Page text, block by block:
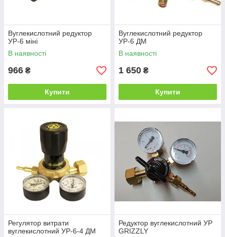
Вуглекислотний редуктор
УР-6 міні
В наявності
966 ₴
Купити
Вуглекислотний редуктор
УР-6 ДМ
В наявності
1 650 ₴
Купити
Регулятор витрати
вуглекислотний УР-6-4 ДМ
Редуктор вуглекислотний УР
GRIZZLY